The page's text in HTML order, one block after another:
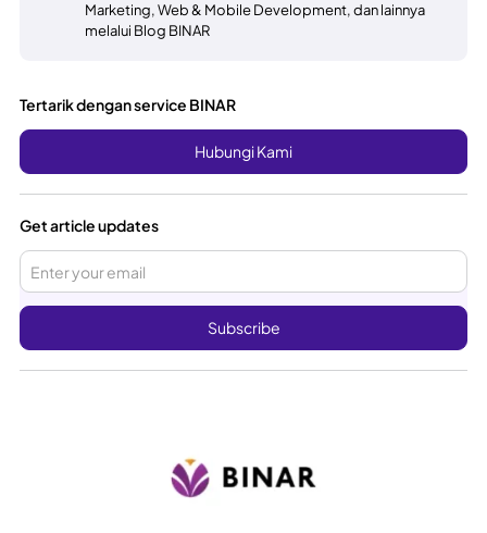
Marketing, Web & Mobile Development, dan lainnya
melalui Blog BINAR
Tertarik dengan service BINAR
Hubungi Kami
Get article updates